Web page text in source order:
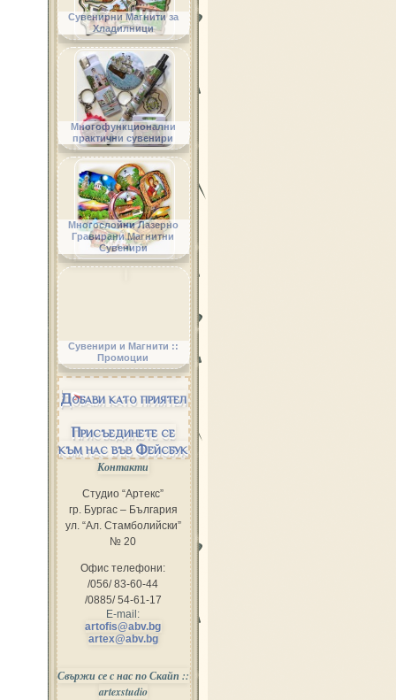
Сувенирни Магнити за
Хладилници
Многофункционални
практични сувенири
Многослойни Лазерно
Гравирани Магнитни
Сувенири
Сувенири и Магнити ::
Промоции
Добави като приятел
Присъединете се
към нас във Фейсбук
Контакти
Студио “Артекс”
гр. Бургас – България
ул. “Ал. Стамболийски”
№ 20
Офис телефони:
/056/ 83-60-44
/0885/ 54-61-17
E-mail:
artofis@abv.bg
artex@abv.bg
Свържи се с нас по Скайп ::
artexstudio